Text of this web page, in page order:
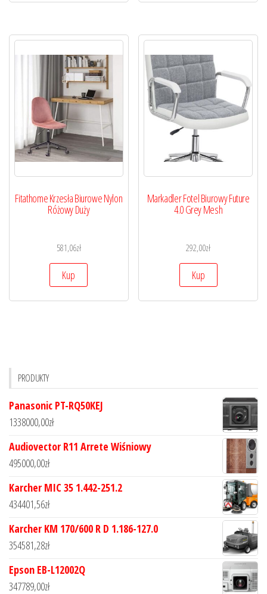
Fitathome Krzesła Biurowe Nylon
Różowy Duży
581,06zł
Kup
Markadler Fotel Biurowy Future
4.0 Grey Mesh
292,00zł
Kup
PRODUKTY
Panasonic PT-RQ50KEJ
1338000,00zł
Audiovector R11 Arrete Wiśniowy
495000,00zł
Karcher MIC 35 1.442-251.2
434401,56zł
Karcher KM 170/600 R D 1.186-127.0
354581,28zł
Epson EB-L12002Q
347789,00zł